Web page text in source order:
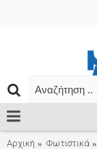
Αρχική Φωτιστικά